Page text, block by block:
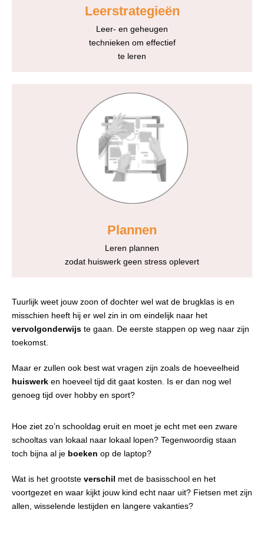
Leerstrategieën
Leer- en geheugen
technieken om effectief
te leren
Plannen
Leren plannen
zodat huiswerk geen stress oplevert
Tuurlijk weet jouw zoon of dochter wel wat de brugklas is en
misschien heeft hij er wel zin in om eindelijk naar het
vervolgonderwijs te gaan. De eerste stappen op weg naar zijn
toekomst.
Maar er zullen ook best wat vragen zijn zoals de hoeveelheid
huiswerk en hoeveel tijd dit gaat kosten. Is er dan nog wel
genoeg tijd over hobby en sport?
Hoe ziet zo’n schooldag eruit en moet je echt met een zware
schooltas van lokaal naar lokaal lopen? Tegenwoordig staan
toch bijna al je boeken op de laptop?
Wat is het grootste verschil met de basisschool en het
voortgezet en waar kijkt jouw kind echt naar uit? Fietsen met zijn
allen, wisselende lestijden en langere vakanties?